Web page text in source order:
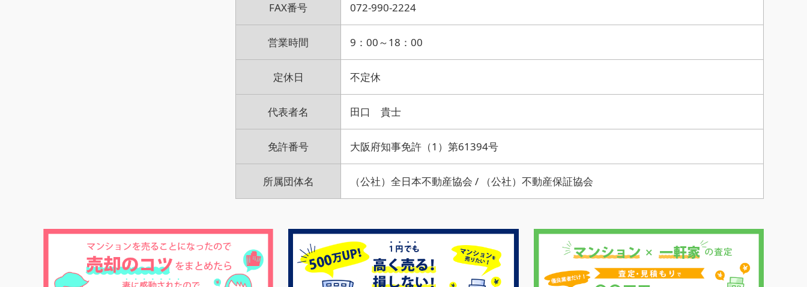
FAX番号 072-990-2224
営業時間 9：00～18：00
定休日 不定休
代表者名 田口 貴士
免許番号 大阪府知事免許（1）第61394号
所属団体名 （公社）全日本不動産協会 / （公社）不動産保証協会